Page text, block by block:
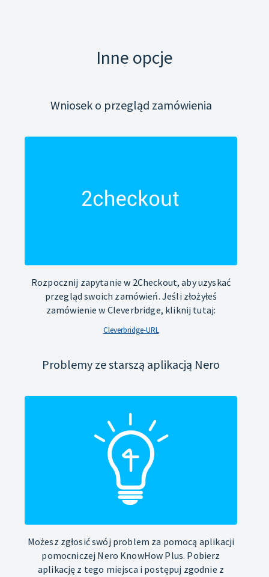
Inne opcje
Wniosek o przegląd zamówienia
Rozpocznij zapytanie w 2Checkout, aby uzyskać
przegląd swoich zamówień. Jeśli złożyłeś
zamówienie w Cleverbridge, kliknij tutaj:
Cleverbridge-URL
Problemy ze starszą aplikacją Nero
Możesz zgłosić swój problem za pomocą aplikacji
pomocniczej Nero KnowHow Plus. Pobierz
aplikację z tego miejsca i postępuj zgodnie z